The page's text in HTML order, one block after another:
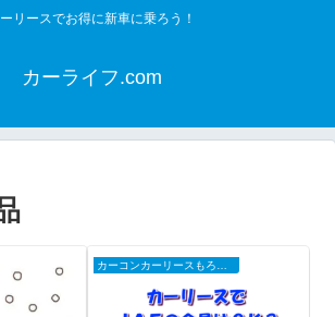
リースでお得に新車に乗ろう！
カーライフ.com